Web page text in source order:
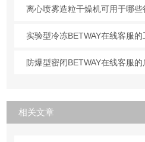
离心喷雾造粒干燥机可用于哪些
实验型冷冻BETWAY在线客服的
防爆型密闭BETWAY在线客服的
相关文章